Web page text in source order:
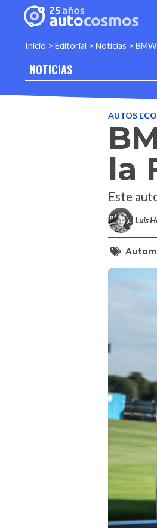
Inicio > Editorial > Noticias >
NOTICIAS
AUTOS
la
Este
Luis